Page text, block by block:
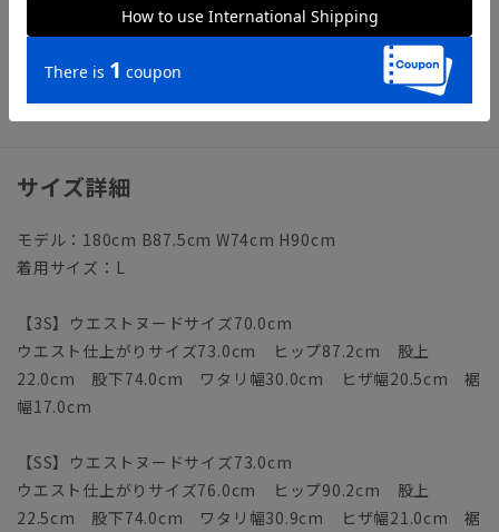
細を必ずご確認下さい。
【洗濯表示】ドライクリーニング・家庭洗濯可《洗濯機可（ネ
ット使用・弱水流）》
ウォッシャブル商品のお取扱いについて
サイズ詳細
モデル：180cm B87.5cm W74cm H90cm
着用サイズ：L
【3S】ウエストヌードサイズ70.0cm
ウエスト仕上がりサイズ73.0cm ヒップ87.2cm 股上
22.0cm 股下74.0cm ワタリ幅30.0cm ヒザ幅20.5cm 裾
幅17.0cm
【SS】ウエストヌードサイズ73.0cm
ウエスト仕上がりサイズ76.0cm ヒップ90.2cm 股上
22.5cm 股下74.0cm ワタリ幅30.9cm ヒザ幅21.0cm 裾